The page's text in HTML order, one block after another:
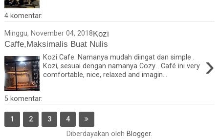
4 komentar:
Minggu, November 04, 2018Kozi
Caffe,Maksimalis Buat Nulis
›
Kozi Cafe. Namanya mudah diingat dan simple .
Kozi, sesuai dengan namanya Cozy . Café ini very
comfortable, nice, relaxed and imagin...
5 komentar:
1 2 3
4
Diberdayakan oleh Blogger.